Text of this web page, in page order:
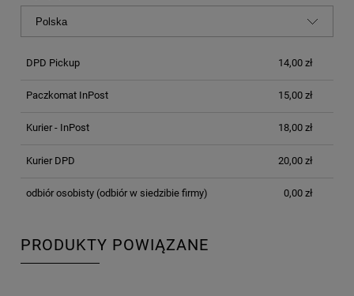
DPD Pickup 14,00 zł
Paczkomat InPost 15,00 zł
Kurier - InPost 18,00 zł
Kurier DPD 20,00 zł
odbiór osobisty(odbiór w siedzibie firmy) 0,00 zł
PRODUKTY POWIĄZANE